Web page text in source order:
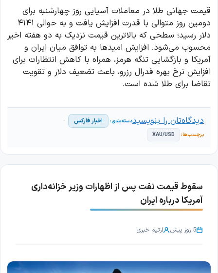
قیمت جهانی طلا در معاملات آسیایی روز چهارشنبه برای
دومین روز متوالی با قدرت افزایش یافت و به حوالی ۴۱۴۱
دلار رسید؛ سطحی که بالاترین قیمت نزدیک به دو هفته اخیر
محسوب می‌شود. افزایش امیدها به توافق میان ایران و
آمریکا و بازگشایی تنگه هرمز، همراه با کاهش انتظارات برای
افزایش نرخ بهره فدرال رزرو، باعث تضعیف دلار و تقویت
تقاضا برای طلا شده است.
اخبار فارکس
XAU/USD
دیدگاه‌تان را بنویسید
سقوط قیمت نفت پس از اظهارات وزیر خزانه‌داری
آمریکا درباره ایران
5 روز پیش ازتیم خبری